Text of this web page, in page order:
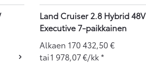
Land Cruiser 2.8 Hybrid 48V
Executive 7-paikkainen
Alkaen 170 432,50€
tai1 978,07€/kk*